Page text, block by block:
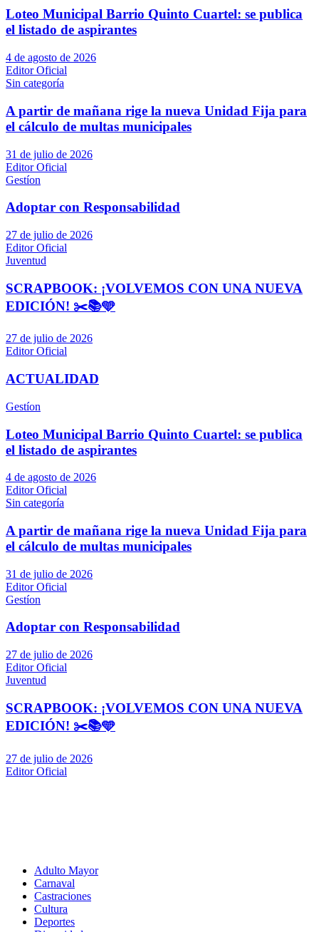
Loteo Municipal Barrio Quinto Cuartel: se publica
el listado de aspirantes
4 de agosto de 2026
Editor Oficial
Sin categoría
A partir de mañana rige la nueva Unidad Fija para
el cálculo de multas municipales
31 de julio de 2026
Editor Oficial
Gestíon
Adoptar con Responsabilidad
27 de julio de 2026
Editor Oficial
Juventud
SCRAPBOOK: ¡VOLVEMOS CON UNA NUEVA
EDICIÓN! ✂️📚🩵
27 de julio de 2026
Editor Oficial
ACTUALIDAD
Gestíon
Loteo Municipal Barrio Quinto Cuartel: se publica
el listado de aspirantes
4 de agosto de 2026
Editor Oficial
Sin categoría
A partir de mañana rige la nueva Unidad Fija para
el cálculo de multas municipales
31 de julio de 2026
Editor Oficial
Gestíon
Adoptar con Responsabilidad
27 de julio de 2026
Editor Oficial
Juventud
SCRAPBOOK: ¡VOLVEMOS CON UNA NUEVA
EDICIÓN! ✂️📚🩵
27 de julio de 2026
Editor Oficial
Adulto Mayor
Carnaval
Castraciones
Cultura
Deportes